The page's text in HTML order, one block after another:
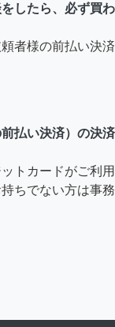
したら、必ず買
者様の前払い決
払い決済）の決
トカードがご利
ちでない方は事